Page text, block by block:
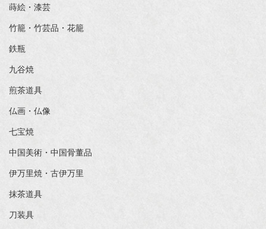
蒔絵・漆芸
竹籠・竹芸品・花籠
鉄瓶
九谷焼
煎茶道具
仏画・仏像
七宝焼
中国美術・中国骨董品
伊万里焼・古伊万里
抹茶道具
刀装具